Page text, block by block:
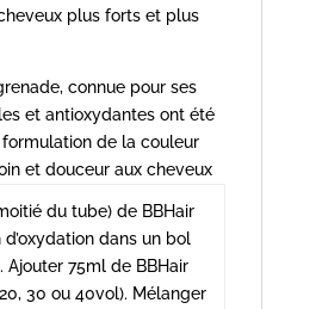
plus forts et plus
connue pour ses
et antioxydantes ont été
de la couleur
et douceur aux cheveux
du tube) de BBHair
d’oxydation dans un bol
Ajouter 75ml de BBHair
30 ou 40vol). Mélanger